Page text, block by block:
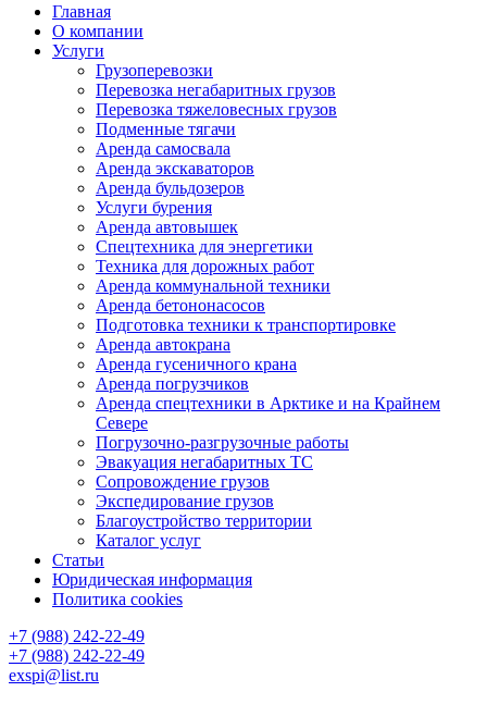
Главная
О компании
Услуги
Грузоперевозки
Перевозка негабаритных грузов
Перевозка тяжеловесных грузов
Подменные тягачи
Аренда самосвала
Аренда экскаваторов
Аренда бульдозеров
Услуги бурения
Аренда автовышек
Спецтехника для энергетики
Техника для дорожных работ
Аренда коммунальной техники
Аренда бетононасосов
Подготовка техники к транспортировке
Аренда автокрана
Аренда гусеничного крана
Аренда погрузчиков
Аренда спецтехники в Арктике и на Крайнем
Севере
Погрузочно-разгрузочные работы
Эвакуация негабаритных ТС
Сопровождение грузов
Экспедирование грузов
Благоустройство территории
Каталог услуг
Статьи
Юридическая информация
Политика cookies
+7 (988) 242-22-49
+7 (988) 242-22-49
exspi@list.ru